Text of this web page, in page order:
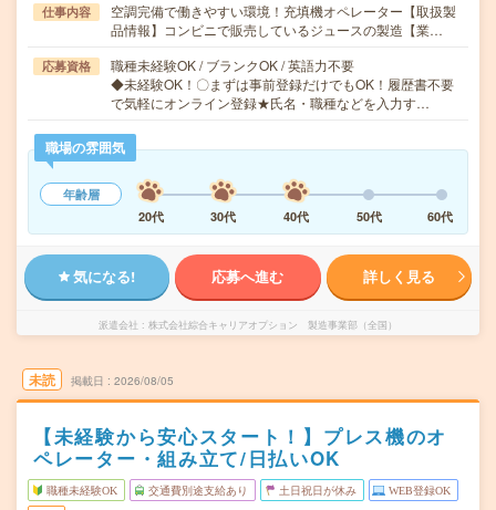
仕事内容
空調完備で働きやすい環境！充填機オペレーター【取扱製
品情報】コンビニで販売しているジュースの製造【業…
応募資格
職種未経験OK / ブランクOK / 英語力不要
◆未経験OK！〇まずは事前登録だけでもOK！履歴書不要
で気軽にオンライン登録★氏名・職種などを入力す…
職場の雰囲気
年齢層
20代
30代 40代 50代 60代
気になる! 応募へ進む 詳しく見る
派遣会社 株式会社綜合キャリアオプション 製造事業部（全国）
未読 掲載日 2026/08/05
【未経験から安心スタート！】プレス機のオ
ペレーター・組み立て/日払いOK
職種未経験OK 交通費別途支給あり 土日祝日が休み WEB登録OK